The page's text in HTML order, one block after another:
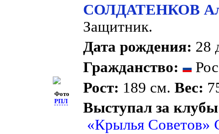
Фото
РПЛ
СОЛДАТЕНКОВ
Защитник.
Дата рождения: 28
Гражданство:
Рост: 189 см.Вес:
Выступал за
«Крылья Советов»